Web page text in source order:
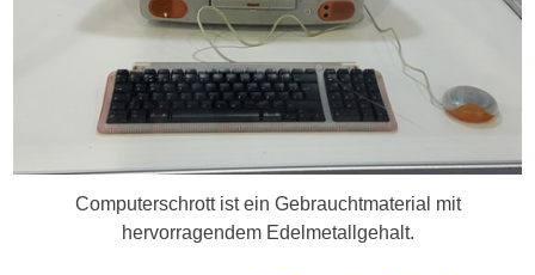
Computerschrott ist ein Gebrauchtmaterial mit
hervorragendem Edelmetallgehalt.